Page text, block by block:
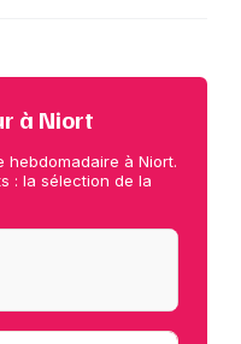
à Niort
hebdomadaire à Niort.
: la sélection de la